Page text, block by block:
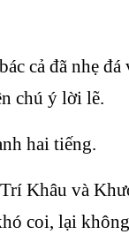
cả đã nhẹ đá
chú ý lời lẽ.
hai tiếng.
Trí Khâu và
coi, lại